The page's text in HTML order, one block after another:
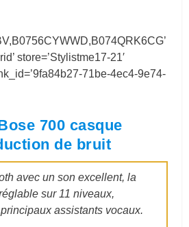
store=’Stylistme17-21′
71be-4ec4-9e74-
700 casque
de bruit
avec un son excellent, la
sur 11 niveaux,
assistants vocaux.